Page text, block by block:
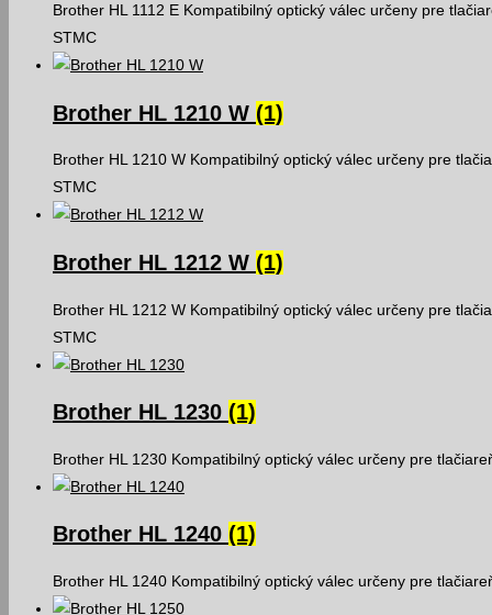
Brother HL 1112 E Kompatibilný optický válec určeny pre
STMC
Brother HL 1210 W (1)
Brother HL 1210 W Kompatibilný optický válec určeny pre
STMC
Brother HL 1212 W (1)
Brother HL 1212 W Kompatibilný optický válec určeny pre
STMC
Brother HL 1230 (1)
Brother HL 1230 Kompatibilný optický válec určeny pre
Brother HL 1240 (1)
Brother HL 1240 Kompatibilný optický válec určeny pre